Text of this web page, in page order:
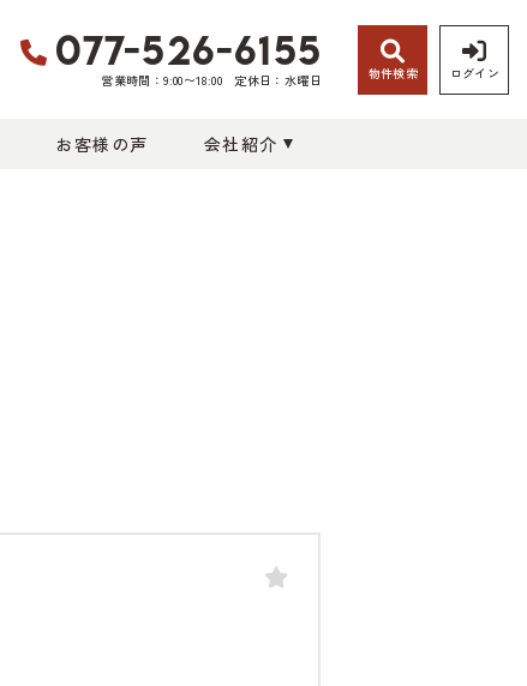
077-526-6155
営業時間：9:00〜18:00 定休日：水曜日 物件検索 ログイン
お客様の声 会社紹介